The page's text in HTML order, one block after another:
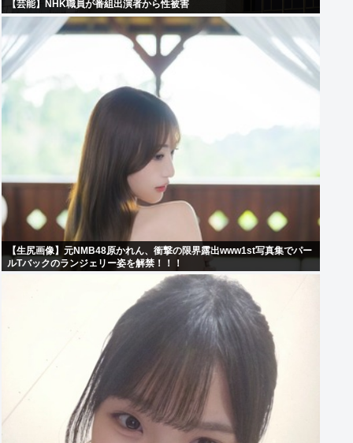
【芸能】NHK職員が番組出演者から性被害
【生尻画像】元NMB48原かれん、衝撃の限界露出www1st写真集でパー
ルTバックのランジェリー姿を解禁！！！